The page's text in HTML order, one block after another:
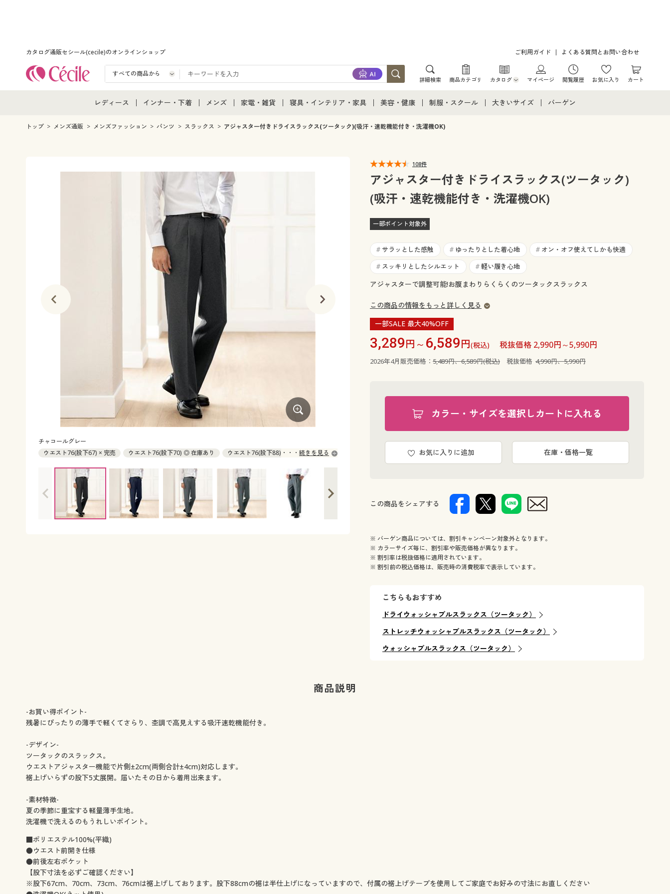
カタログ通販セシール(cecile)のオンラインショップ ご利用ガイド よくある質問とお問い合わせ
詳細検索 商品カテゴリ カタログ
カタログ・チラシからのご注文
マイページ 閲覧履歴 お気に入り カート
レディース
レディース通販すべて
女性下着
インナー・下着
インナー・下着通販すべて
メンズ下着
ジュニア・ティーンズ下着
メンズ
メンズ通販すべて
メンズ下着
家電・雑貨
家電・雑貨すべて
キッチン・雑貨・日用品
寝具・インテリア・家具
寝具・インテリア・家具通販すべて
カーテン・ラグ・ファブリック
美容・健康
美容・健康通販すべて
制服・スクール
制服・スクールすべて
ジュニア・ティーンズ下着
大きいサイズ
大きいサイズ レディース下着
大きいサイズ メンズ
バーゲン
トップ メンズ通販 メンズファッション パンツ スラックス アジャスター付きドライスラックス(ツータック)(吸汗・速乾機能付き・洗濯機OK)
チャコールグレー
ウエスト76(股下67) × 完売
ウエスト76(股下70) ◎ 在庫あり
ウエスト76(股下88) ○ 在庫わずか
ウエスト79(股下88) × 完売
ウエスト82(股下67) × 完売
ウエスト82(股下70) × 完売
ウエスト82(股下73) ○ 在庫わずか
ウエスト85(股下67) × 完売
ウエスト85(股下70) × 完売
ウエスト85(股下73) × 完売
ウエスト85(股下76) × 完売
ウエスト85(股下88) × 完売
ウエスト88(股下67) × 完売
ウエスト88(股下70) ○ 在庫わずか
ウエスト88(股下73) ○ 在庫わずか
ウエスト88(股下76) × 完売
続きを見る
108件
アジャスター付きドライスラックス(ツータック)
(吸汗・速乾機能付き・洗濯機OK)
一部ポイント対象外
# サラッとした感触 # ゆったりとした着心地 # オン・オフ使えてしかも快適
# スッキリとしたシルエット # 軽い履き心地
アジャスターで調整可能!お腹まわりらくらくのツータックスラックス
この商品の情報をもっと詳しく見る
一部SALE 最大40%OFF
3,289円～ 6,589円(税込) 税抜価格 2,990円～5,990円
2026年4月販売価格： 5,489円、6,589円(税込) 税抜価格 4,990円、5,990円
カラー・サイズを選択しカートに入れる
お気に入りに追加 在庫・価格一覧
この商品をシェアする
※ バーゲン商品については、割引キャンペーン対象外となります。
※ カラーサイズ毎に、割引率や販売価格が異なります。
※ 割引率は税抜価格に適用されています。
※ 割引前の税込価格は、販売時の消費税率で表示しています。
こちらもおすすめ
ドライウォッシャブルスラックス（ツータック）
ストレッチウォッシャブルスラックス（ツータック）
ウォッシャブルスラックス（ツータック）
商品説明
-お買い得ポイント-
残暑にぴったりの薄手で軽くてさらり、杢調で高見えする吸汗速乾機能付き。
-デザイン-
ツータックのスラックス。
ウエストアジャスター機能で片側±2cm(両側合計±4cm)対応します。
裾上げいらずの股下5丈展開。届いたその日から着用出来ます。
-素材特徴-
夏の季節に重宝する軽量薄手生地。
洗濯機で洗えるのもうれしいポイント。
■ポリエステル100%(平織)
●ウエスト前開き仕様
●前後左右ポケット
【股下寸法を必ずご確認ください】
※股下67cm、70cm、73cm、76cmは裾上げしております。股下88cmの裾は半仕上げになっていますので、付属の裾上げテープを使用してご家庭でお好みの寸法にお直しください